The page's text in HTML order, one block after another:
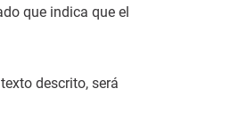
que indica que el
descrito, será